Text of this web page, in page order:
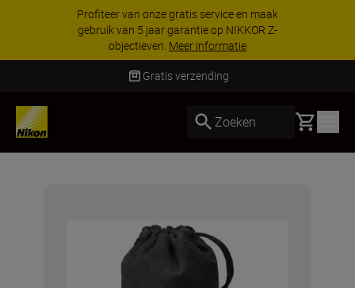
Profiteer van onze gratis service en maak
gebruik van 5 jaar garantie op NIKKOR Z-
objectieven. Meer informatie
Gratis verzending
Zoeken Basket